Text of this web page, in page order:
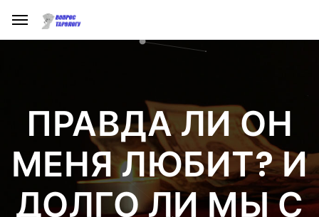
ПРАВДА ЛИ ОН
МЕНЯ ЛЮБИТ? И
ДОЛГО ЛИ МЫ С